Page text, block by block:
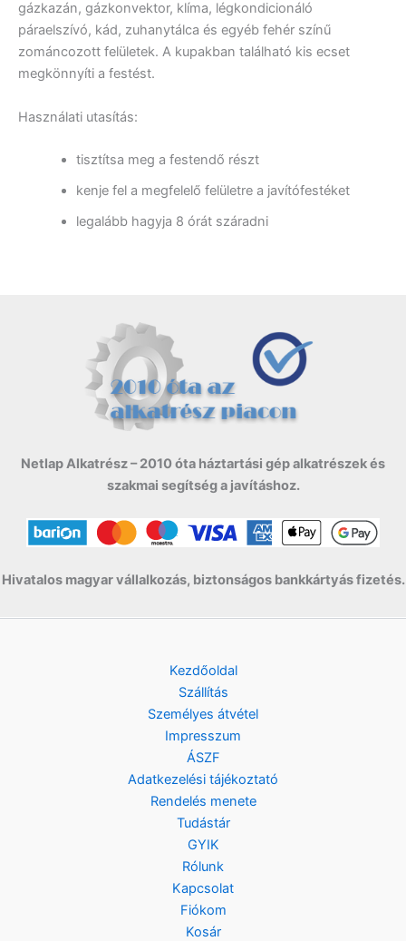
gázkazán, gázkonvektor, klíma, légkondicionáló
páraelszívó, kád, zuhanytálca és egyéb fehér színű
zománcozott felületek. A kupakban található kis ecset
megkönnyíti a festést.
Használati utasítás:
tisztítsa meg a festendő részt
kenje fel a megfelelő felületre a javítófestéket
legalább hagyja 8 órát száradni
Netlap Alkatrész – 2010 óta háztartási gép alkatrészek és
szakmai segítség a javításhoz.
Hivatalos magyar vállalkozás, biztonságos bankkártyás fizetés.
Kezdőoldal
Szállítás
Személyes átvétel
Impresszum
ÁSZF
Adatkezelési tájékoztató
Rendelés menete
Tudástár
GYIK
Rólunk
Kapcsolat
Fiókom
Kosár